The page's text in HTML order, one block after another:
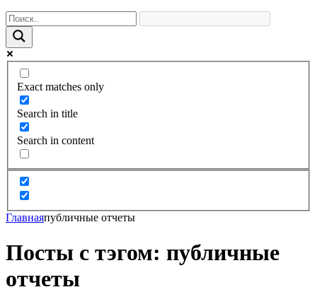
Exact matches only
Search in title
Search in content
Главнаяпубличные отчеты
Посты с тэгом: публичные
отчеты